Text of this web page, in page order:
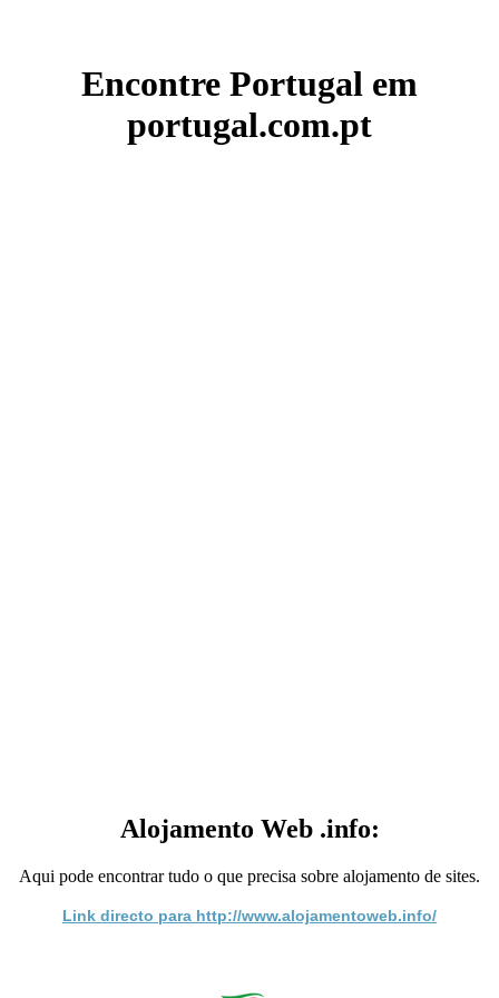
Encontre Portugal em
portugal.com.pt
Alojamento Web .info:
Aqui pode encontrar tudo o que precisa sobre alojamento de sites.
Link directo para http://www.alojamentoweb.info/